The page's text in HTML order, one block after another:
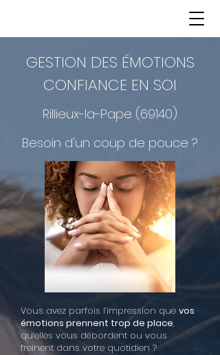
GESTION DES ÉMOTIONS
CONFIANCE EN SOI
Rillieux-la-Pape (69140)
Besoin d'un coup de pouce ?
Vous avez parfois l’impression que vos
émotions prennent trop de place,
qu’elles vous débordent ou vous
freinent dans votre quotidien ?